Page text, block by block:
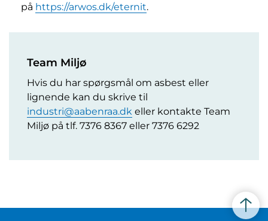
på https://arwos.dk/eternit.
Team Miljø
Hvis du har spørgsmål om asbest eller
lignende kan du skrive til
industri@aabenraa.dk eller kontakte Team
Miljø på tlf. 7376 8367 eller 7376 6292